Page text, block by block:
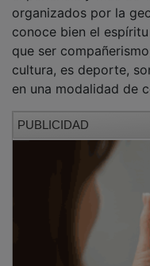
conoce bien el espíritu
que ser
cultura, es deporte,
en una modalidad de